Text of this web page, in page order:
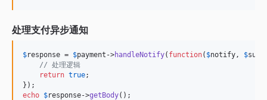
处理支付异步通知
$response = $payment ->handleNotify( function( $notify, $
// 处理逻辑
return true;
echo $response->getBody();